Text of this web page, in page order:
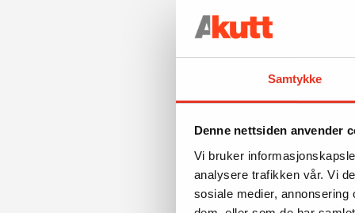
Samtykke
Denne nettsiden anvender
Vi bruker
analysere trafikken vår. Vi
sosiale medier,